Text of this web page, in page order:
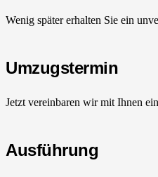
Wenig später erhalten Sie ein
Umzugstermin
Jetzt vereinbaren wir mit Ihnen
Ausführung